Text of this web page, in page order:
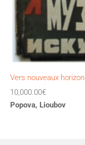
Vers nouveaux
10,000.00€
Popova, Lioubov